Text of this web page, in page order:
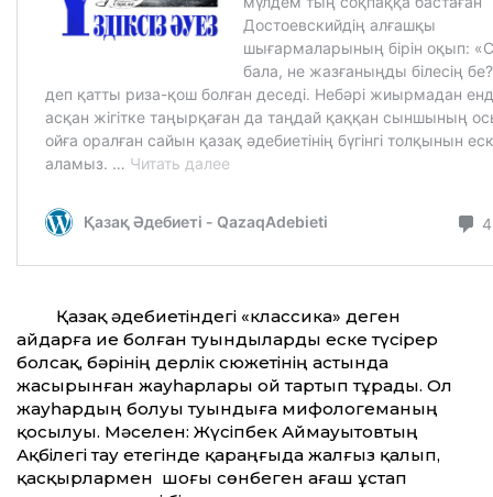
Қазақ әдебиетіндегі «классика» деген
айдарға ие болған туындыларды еске түсірер
болсақ, бәрінің дерлік сюжетінің астында
жасырынған жауһарлары ой тартып тұрады. Ол
жауһардың болуы туындыға мифологеманың
қосылуы. Мәселен: Жүсіпбек Аймауытовтың
Ақбілегі тау етегінде қараңғыда жалғыз қалып,
қасқырлармен шоғы сөнбеген ағаш ұстап